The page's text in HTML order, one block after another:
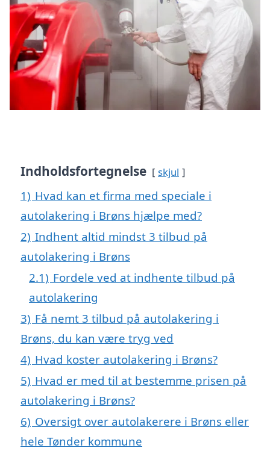
Indholdsfortegnelse skjul
1) Hvad kan et firma med speciale i
autolakering i Brøns hjælpe med?
2) Indhent altid mindst 3 tilbud på
autolakering i Brøns
2.1) Fordele ved at indhente tilbud på
autolakering
3) Få nemt 3 tilbud på autolakering i
Brøns, du kan være tryg ved
4) Hvad koster autolakering i Brøns?
5) Hvad er med til at bestemme prisen på
autolakering i Brøns?
6) Oversigt over autolakerere i Brøns eller
hele Tønder kommune